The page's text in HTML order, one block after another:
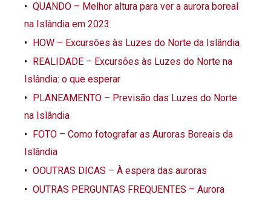
QUANDO – Melhor altura para ver a aurora boreal
na Islândia em 2023
HOW – Excursões às Luzes do Norte da Islândia
REALIDADE – Excursões às Luzes do Norte na
Islândia: o que esperar
PLANEAMENTO – Previsão das Luzes do Norte
na Islândia
FOTO – Como fotografar as Auroras Boreais da
Islândia
OOUTRAS DICAS – À espera das auroras
OUTRAS PERGUNTAS FREQUENTES – Aurora